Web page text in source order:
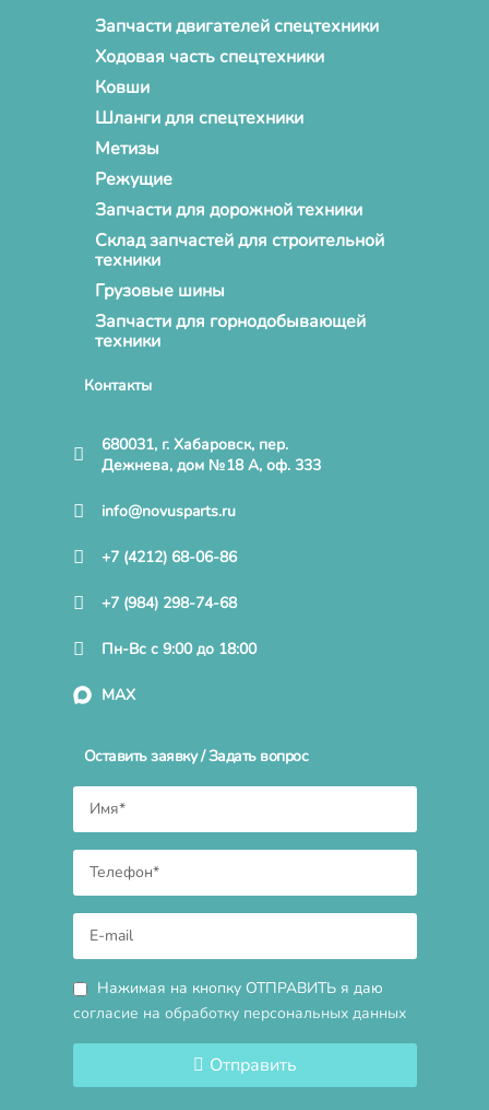
Запчасти двигателей спецтехники
Ходовая часть спецтехники
Ковши
Шланги для спецтехники
Метизы
Режущие
Запчасти для дорожной техники
Склад запчастей для строительной
техники
Грузовые шины
Запчасти для горнодобывающей
техники
Контакты
680031, г. Хабаровск, пер.
Дежнева, дом №18 А, оф. 333
info@novusparts.ru
+7 (4212) 68-06-86
+7 (984) 298-74-68
Пн-Вс с 9:00 до 18:00
MAX
Оставить заявку / Задать вопрос
Нажимая на кнопку ОТПРАВИТЬ я даю
согласие на обработку персональных данных
Отправить